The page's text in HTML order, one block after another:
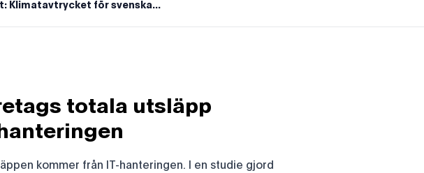
Klimatavtrycket för svenska...
totala utsläpp
kommer från IT-hanteringen. I en studie gjord